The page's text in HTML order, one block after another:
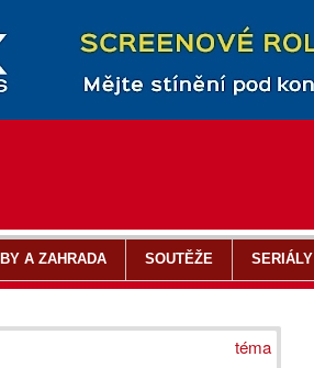
téma
A ZAHRADA SOUTĚŽE SERIÁLY